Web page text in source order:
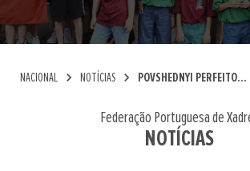
NACIONAL chevron_right NOTÍCIAS chevron_right POVSHEDNYI PERFEITO...
Federação Portuguesa de
NOTÍCIAS